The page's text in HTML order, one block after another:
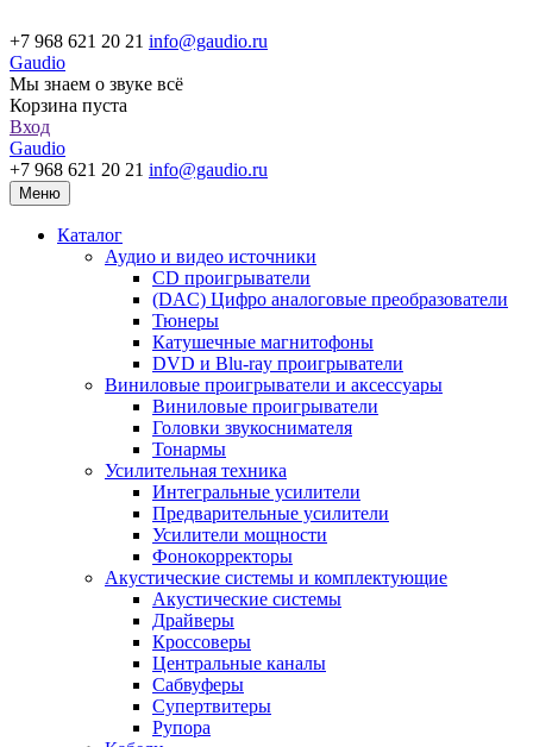
+7 968 621 20 21 info@gaudio.ru
Gaudio
Мы знаем о звуке всё
Корзина пуста
Вход
Gaudio
+7 968 621 20 21 info@gaudio.ru
Меню
Каталог
Аудио и видео источники
CD проигрыватели
(DAC) Цифро аналоговые преобразователи
Тюнеры
Катушечные магнитофоны
DVD и Blu-ray проигрыватели
Виниловые проигрыватели и аксессуары
Виниловые проигрыватели
Головки звукоснимателя
Тонармы
Усилительная техника
Интегральные усилители
Предварительные усилители
Усилители мощности
Фонокорректоры
Акустические системы и комплектующие
Акустические системы
Драйверы
Кроссоверы
Центральные каналы
Сабвуферы
Супертвитеры
Рупора